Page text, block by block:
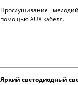
Прослушивание
помощью AUX кабеля.
Яркий светодиодный